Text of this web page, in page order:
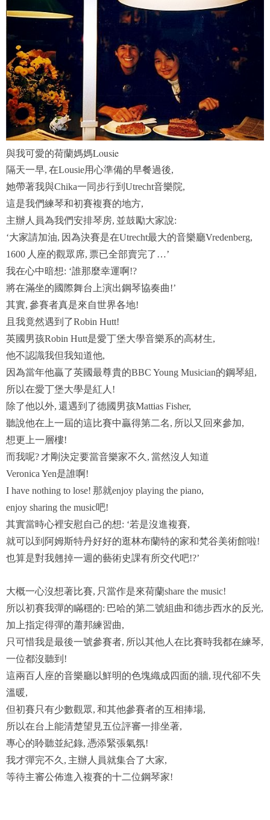
與我可愛的荷蘭媽媽Lousie
隔天一早, 在Lousie用心準備的早餐過後,
她帶著我與Chika一同步行到Utrecht音樂院,
這是我們練琴和初賽複賽的地方,
主辦人員為我們安排琴房, 並鼓勵大家說:
‘大家請加油, 因為決賽是在Utrecht最大的音樂廳Vredenberg,
1600 人座的觀眾席, 票已全部賣完了…’
我在心中暗想: ‘誰那麼幸運啊!?
將在滿坐的國際舞台上演出鋼琴協奏曲!’
其實, 參賽者真是來自世界各地!
且我竟然遇到了Robin Hutt!
英國男孩Robin Hutt是愛丁堡大學音樂系的高材生,
他不認識我但我知道他,
因為當年他贏了英國最尊貴的BBC Young Musician的鋼琴組,
所以在愛丁堡大學是紅人 !
除了他以外, 還遇到了德國男孩Mattias Fisher,
聽說他在上一屆的這比賽中贏得第二名, 所以又回來參加,
想更上一層樓!
而我呢? 才剛決定要當音樂家不久 , 當然沒人知道
Veronica Yen是誰啊!
I have nothing to lose! 那就enjoy playing the piano,
enjoy sharing the music吧!
其實當時心裡安慰自己的想: ‘若是沒進複賽,
就可以到阿姆斯特丹好好的逛林布蘭特的家和梵谷美術館啦!
也算是對我翹掉一週的藝術史課有所交代吧!?’
大概一心沒想著比賽, 只當作是來荷蘭share the music!
所以初賽我彈的瞞穩的: 巴哈的第二號組曲和德步西水的反光,
加上指定得彈的蕭邦練習曲,
只可惜我是最後一號參賽者, 所以其他人在比賽時我都在練琴,
一位都沒聽到!
這兩百人座的音樂廳以鮮明的色塊織成四面的牆, 現代卻不失
溫暖,
但初賽只有少數觀眾, 和其他參賽者的互相捧場,
所以在台上能清楚望見五位評審一排坐著,
專心的聆聽並紀錄, 憑添緊張氣氛!
我才彈完不久 , 主辦人員就集合了大家,
等待主審公佈進入複賽的十二位鋼琴家!